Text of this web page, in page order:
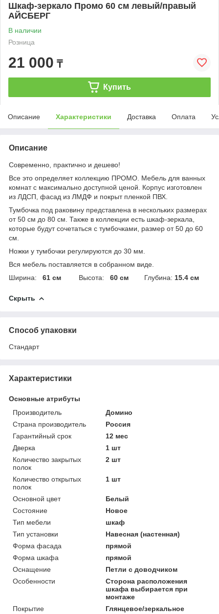
Шкаф-зеркало Промо 60 см левый/правый
АЙСБЕРГ
В наличии
Розница
21 000 ₸
Купить
Описание Характеристики Доставка Оплата
Описание
Современно, практично и дешево!
Все это определяет коллекцию ПРОМО. Мебель для ванных
комнат с максимально доступной ценой. Корпус изготовлен
из ЛДСП, фасад из ЛМДФ и покрыт пленкой ПВХ.
Тумбочка под раковину представлена в нескольких размерах
от 50 см до 80 см. Также в коллекции есть шкаф-зеркала,
которые будут сочетаться с тумбочками, размер от 50 до 60
см.
Ножки у тумбочки регулируются до 30 мм.
Вся мебель поставляется в собранном виде.
Ширина:
61 см Высота: 60 см Глубина: 15.4 см
Скрыть
Способ упаковки
Стандарт
Характеристики
Основные атрибуты
Производитель
Домино
Страна производитель
Россия
Гарантийный срок
12 мес
Дверка
1 шт
Количество закрытых
полок
2 шт
Количество открытых
полок
1 шт
Основной цвет
Белый
Состояние
Новое
Тип мебели
шкаф
Тип установки
Навесная (настенная)
Форма фасада
прямой
Форма шкафа
прямой
Оснащение
Петли с доводчиком
Особенности
Сторона расположения
шкафа выбирается при
монтаже
Покрытие
Глянцевое/зеркальное